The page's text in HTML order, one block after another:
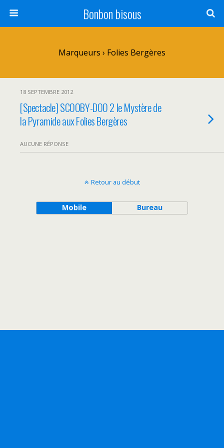
Bonbon bisous
Marqueurs › Folies Bergères
18 SEPTEMBRE 2012
[Spectacle] SCOOBY-DOO 2 le Mystère de
la Pyramide aux Folies Bergères
AUCUNE RÉPONSE
Retour au début
Mobile Bureau